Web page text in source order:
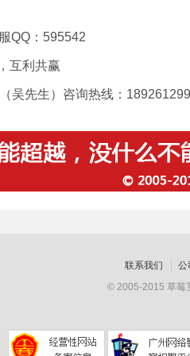
QQ：595542
互利共赢
吴先生）咨询热线：
© 2005-2015 草莓
联系我们 公